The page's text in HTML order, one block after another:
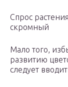
Спрос
скромный
Мало того,
развитию
следует